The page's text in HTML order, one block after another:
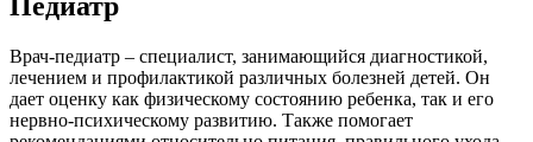
Врач-педиатр – специалист, занимающийся диагностикой,
лечением и профилактикой различных болезней детей. Он
дает оценку как физическому состоянию ребенка, так и его
нервно-психическому развитию. Также помогает